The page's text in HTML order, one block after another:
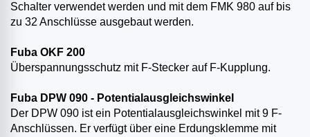
Schalter verwendet werden und mit dem FMK 980 auf bis
zu 32 Anschlüsse ausgebaut werden.
Fuba OKF 200
Überspannungsschutz mit F-Stecker auf F-Kupplung.
Fuba DPW 090 - Potentialausgleichswinkel
Der DPW 090 ist ein Potentialausgleichswinkel mit 9 F-
Anschlüssen. Er verfügt über eine Erdungsklemme mit